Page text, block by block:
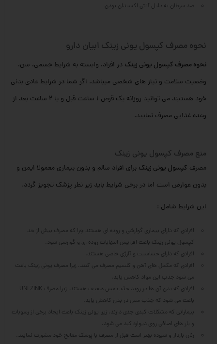
ضد سرطان به دلیل آنتی اکسیدان بودن
نحوه مصرف کپسول یونی زینک ابیان دارو
نحوه مصرف کپسول یونی زینک در افراد، وابسته به شرایط جسمی، سن،
وضعیت سلامت و نیاز های شخصی میباشد. اگر شما در شرایط عادی بدنی
خود هستیند می توانید روزانه یک قرص 1 ساعت قبل و یا 2 ساعت بعد از
وعده غذایی مصرف نمایید.
منع مصرف کپسول یونی زینک
مصرف کپسول یونی زینک برای افراد سالم و بدون بیماری معمولا ایمن و
بدون عوارض است اما در برخی شرایط باید زیر نظر پزشک تجویز گردد.
این شرایط شامل :
افرادی که دارای بیماری گوارشی و روده ای هستند چرا که مصرف بیش از حد
کپسول یونی زینک باعث افزایش التهابات روده ای و گوارشی شود.
افرادی که دارای حساسیت و آلرژی خاصی هستند.
افرادی که مکمل های آهن و کلسیم مصرف می کنند، زیرا مصرف یونی زینک باعث
می شود جذب این مواد کاهش یابد.
افرادی که بدن آن ها در روند جذب مس ضعیف هستند، زیرا مصرف UNI ZINK
باعث می شود که جذب مس در بدن کاهش یابد.
بیمارانی که مشکلات کبدی جدی دارند، زیرا یونی زینک باعث ایجاد برخی از رسوبات
و بار های اضافی روی دیواره کبد می شود.
زنان باردار و شیرده بهتر است قبل از مصرف با پزشک معالج خود مشورت نمایند.